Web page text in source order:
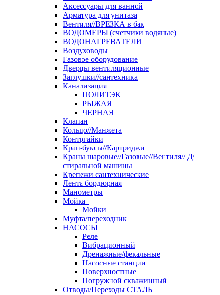
Аксессуары для ванной
Арматура для унитаза
Вентиля//ВРЕЗКА в бак
ВОДОМЕРЫ (счетчики водяные)
ВОДОНАГРЕВАТЕЛИ
Воздуховоды
Газовое оборудование
Дверцы вентиляционные
Заглушки//сантехника
Канализация
ПОЛИТЭК
РЫЖАЯ
ЧЕРНАЯ
Клапан
Кольцо//Манжета
Контргайки
Кран-буксы//Картриджи
Краны шаровые//Газовые//Вентиля// Д/
стиральной машины
Крепежи сантехнические
Лента бордюрная
Манометры
Мойка
Мойки
Муфта/переходник
НАСОСЫ
Реле
Вибрационный
Дренажные/фекальные
Насосные станции
Поверхностные
Погружной скважинный
Отводы/Переходы СТАЛЬ